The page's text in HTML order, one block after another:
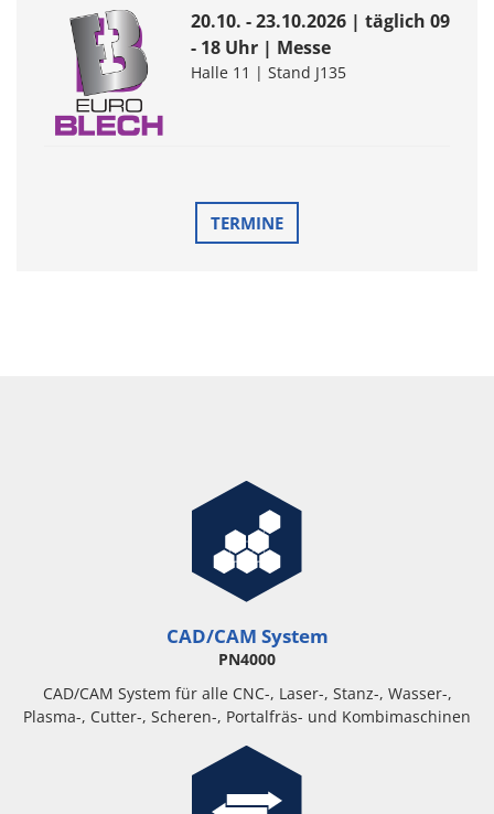
20.10. - 23.10.2026 | täglich 09
- 18 Uhr | Messe
Halle 11 | Stand J135
TERMINE
CAD/CAM System
PN4000
CAD/CAM System für alle CNC-, Laser-, Stanz-, Wasser-,
Plasma-, Cutter-, Scheren-, Portalfräs- und Kombimaschinen